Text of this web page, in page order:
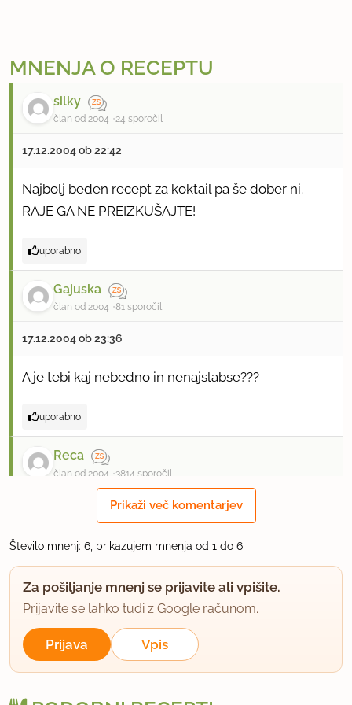
MNENJA O RECEPTU
silky
član od 2004 24 sporočil
17.12.2004 ob 22:42
Najbolj beden recept za koktail pa še dober ni.
RAJE GA NE PREIZKUŠAJTE!
uporabno
Gajuska
član od 2004 81 sporočil
17.12.2004 ob 23:36
A je tebi kaj nebedno in nenajslabse???
uporabno
Reca
član od 2004 3814 sporočil
18.12.2004 ob 15:35
Ta koktejl je cisto v redu za tiste ki nimajo radi
prevec sladkih pijac.
uporabno
špelona
član od 2006 53 sporočil
Prikaži več komentarjev
Število mnenj: 6, prikazujem mnenja od 1 do 6
Za pošiljanje mnenj se prijavite ali vpišite.
Prijavite se lahko tudi z Google računom.
Prijava Vpis